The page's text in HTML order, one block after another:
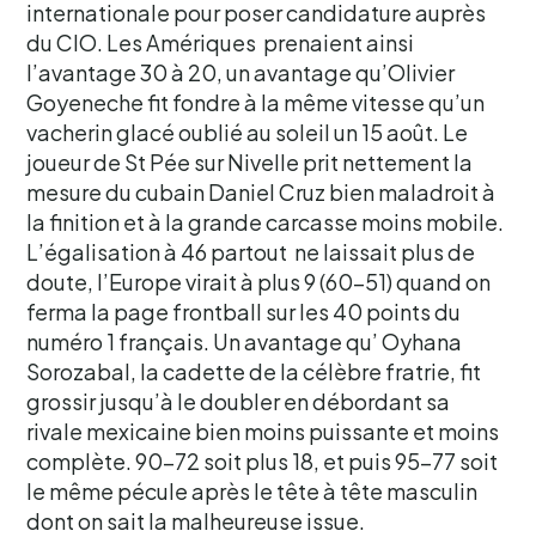
internationale pour poser candidature auprès
du CIO. Les Amériques prenaient ainsi
l’avantage 30 à 20, un avantage qu’Olivier
Goyeneche fit fondre à la même vitesse qu’un
vacherin glacé oublié au soleil un 15 août. Le
joueur de St Pée sur Nivelle prit nettement la
mesure du cubain Daniel Cruz bien maladroit à
la finition et à la grande carcasse moins mobile.
L’égalisation à 46 partout ne laissait plus de
doute, l’Europe virait à plus 9 (60-51) quand on
ferma la page frontball sur les 40 points du
numéro 1 français. Un avantage qu’ Oyhana
Sorozabal, la cadette de la célèbre fratrie, fit
grossir jusqu’à le doubler en débordant sa
rivale mexicaine bien moins puissante et moins
complète. 90-72 soit plus 18, et puis 95-77 soit
le même pécule après le tête à tête masculin
dont on sait la malheureuse issue.